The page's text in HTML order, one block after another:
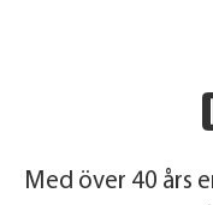
Med över 40 års